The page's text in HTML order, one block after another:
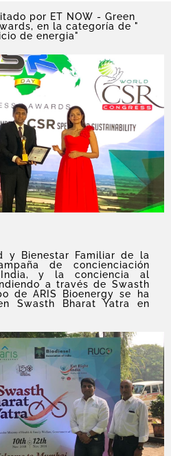
por ET NOW - Green
en la categoría de "
de energia"
y Bienestar Familiar de la
de concienciación
y la conciencia al
a través de Swasth
de ARIS Bioenergy se ha
Swasth Bharat Yatra en